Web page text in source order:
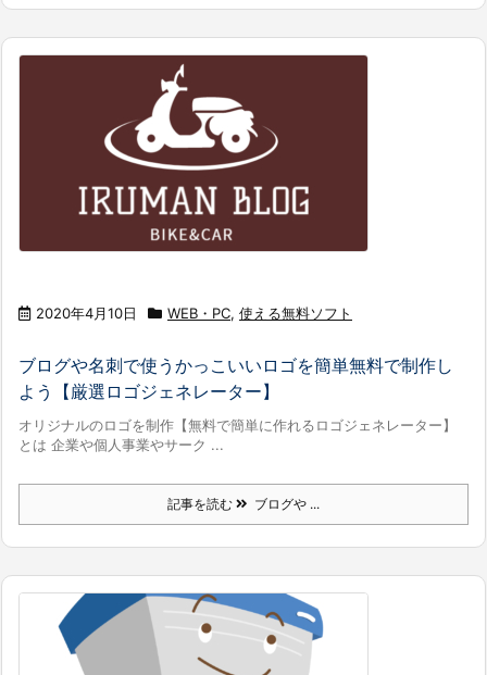
2020年4月10日 WEB・PC, 使える無料ソフト
ブログや名刺で使うかっこいいロゴを簡単無料で制作し
よう【厳選ロゴジェネレーター】
オリジナルのロゴを制作【無料で簡単に作れるロゴジェネレーター】
とは 企業や個人事業やサーク ...
記事を読む ブログや ...